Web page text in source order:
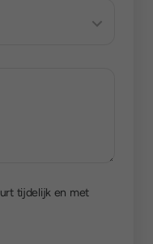
tijdelijk en met